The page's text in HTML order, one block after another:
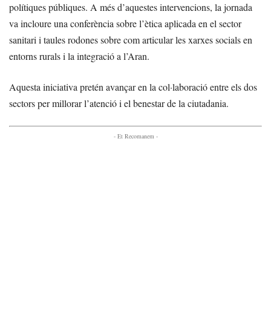
polítiques públiques. A més d’aquestes intervencions, la jornada
va incloure una conferència sobre l’ètica aplicada en el sector
sanitari i taules rodones sobre com articular les xarxes socials en
entorns rurals i la integració a l’Aran.
Aquesta iniciativa pretén avançar en la col·laboració entre els dos
sectors per millorar l’atenció i el benestar de la ciutadania.
- Et Recomanem -